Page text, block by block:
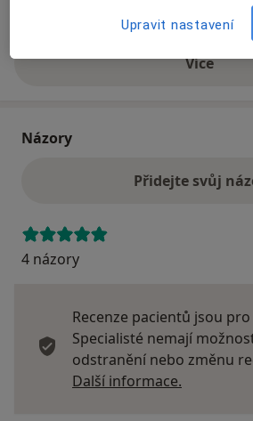
Víceo adrese
Názory
Přidejte svůj
4 názory
Recenze pacientů jsou
Specialisté nemají
odstranění nebo změnu
Další informace.
Upravit nastavení